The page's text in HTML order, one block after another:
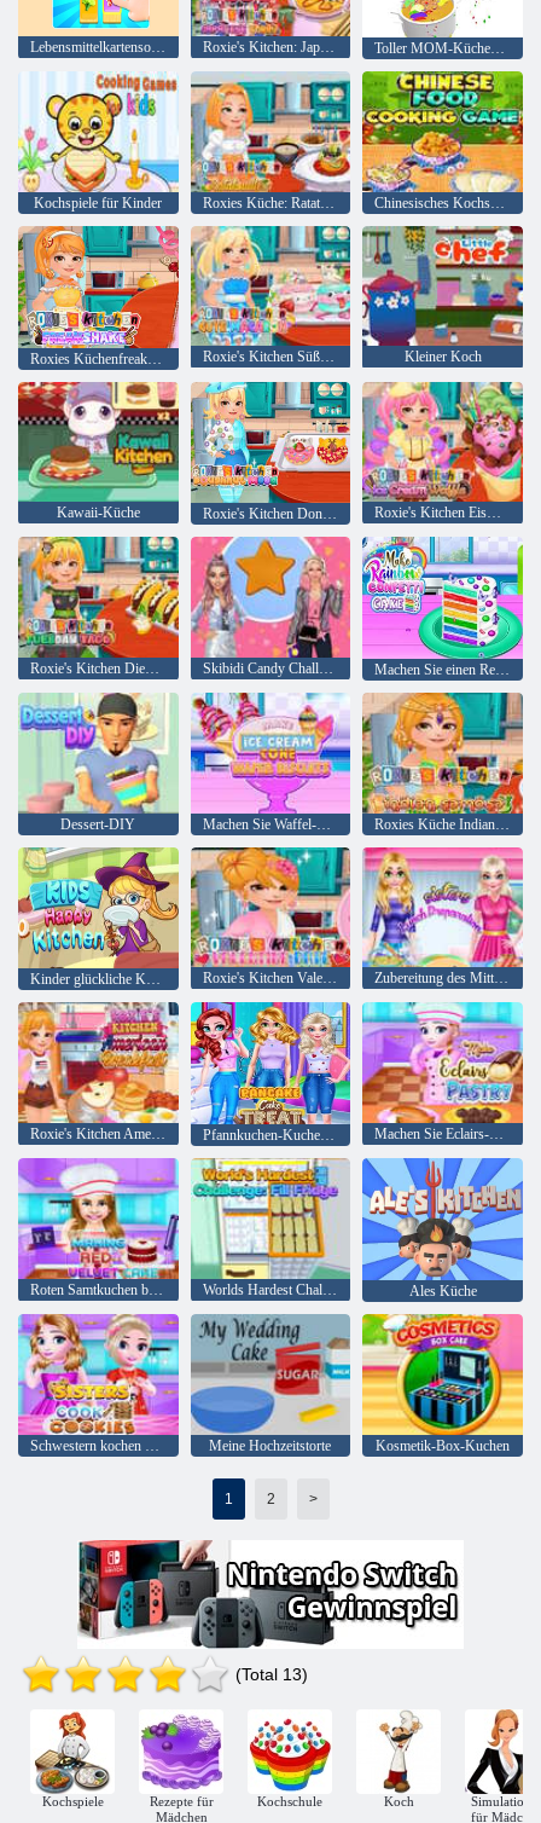
Lebensmittelkartensortierung Roxie's Kitchen: Japanisches Curry Toller MOM-Küchenschneider
Kochspiele für Kinder Roxies Küche: Ratatouille
Roxie's Kitchen Süßer Macaron Kleiner Koch
Kawaii-Küche Roxie's Kitchen Donut Mood Roxie's Kitchen Eiswaffel
Skibidi Candy Challenge Machen Sie einen Regenbogen-Konfetti-Kuchen
Dessert-DIY Machen Sie Waffel-Kekse mit Eistüten
Kinder glückliche Küche Roxie's Kitchen Valentinstag Zubereitung des Mittagessens der Schwestern
Roxie's Kitchen Amerikanisches Frühstück Pfannkuchen-Kuchen-Leckerbissen Machen Sie Eclairs-Gebäck
Worlds Hardest Challenge Kühlschrank füllen Ales Küche
Meine Hochzeitstorte Kosmetik-Box-Kuchen
1 2 >
(Total 13)
Kochspiele
Rezepte für
Mädchen
Kochschule Koch
für